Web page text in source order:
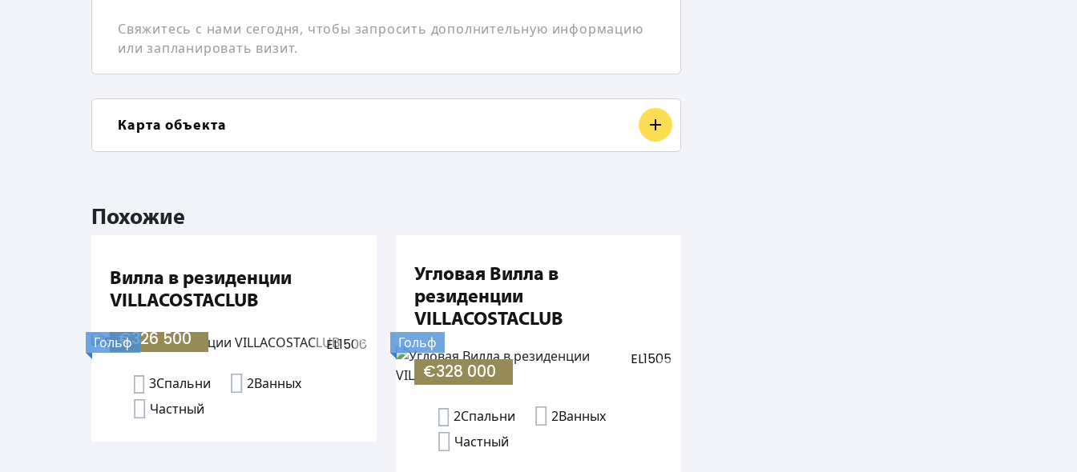
Свяжитесь с нами сегодня, чтобы запросить дополнительную информацию
или запланировать визит.
Карта объекта
Похожие
Вилла в резиденции
VILLACOSTACLUB
EL1506
€326 500
Гольф
3Спальни
2Ванных
Частный
Угловая Вилла в
резиденции
VILLACOSTACLUB
EL1505
€328 000
Гольф
2Спальни
2Ванных
Частный